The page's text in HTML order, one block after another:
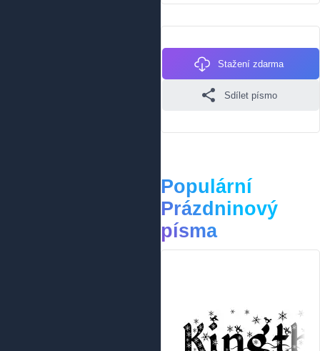
Stažení zdarma
Sdílet písmo
Populární
Prázdninový
písma